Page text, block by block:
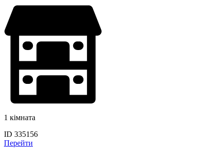
1 кімната
ID 335156
Перейти